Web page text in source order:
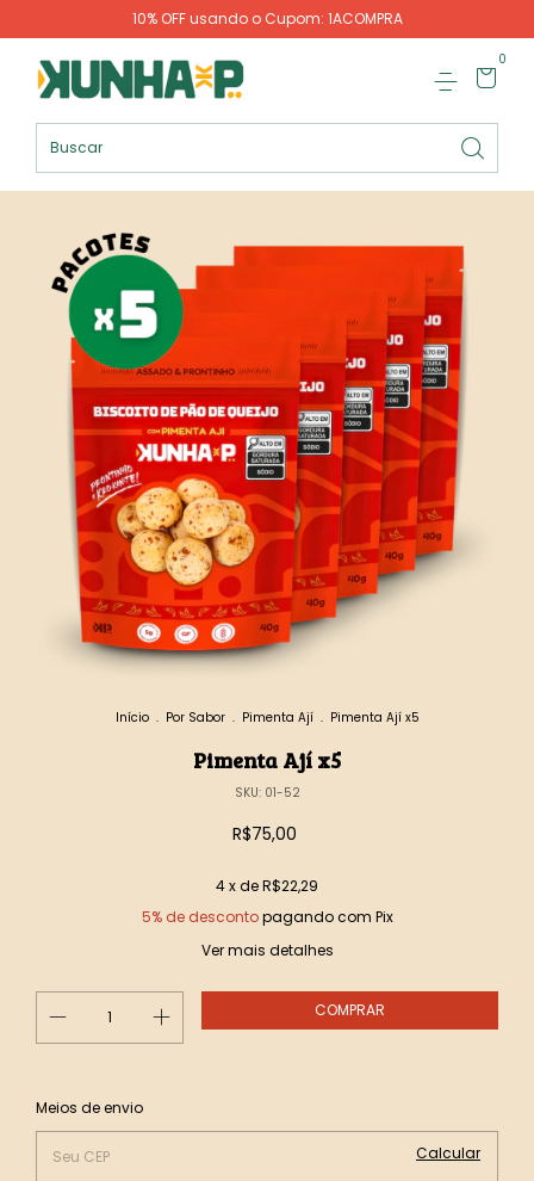
10% OFF usando o Cupom: 1ACOMPRA
0
Início . Por Sabor . Pimenta Ají . Pimenta Ají x5
Pimenta Ají x5
SKU: 01-52
R$75,00
4x deR$22,29
5% de descontopagando com Pix
Ver mais detalhes
Entregas para o CEP:
Meios de envio
Calcular